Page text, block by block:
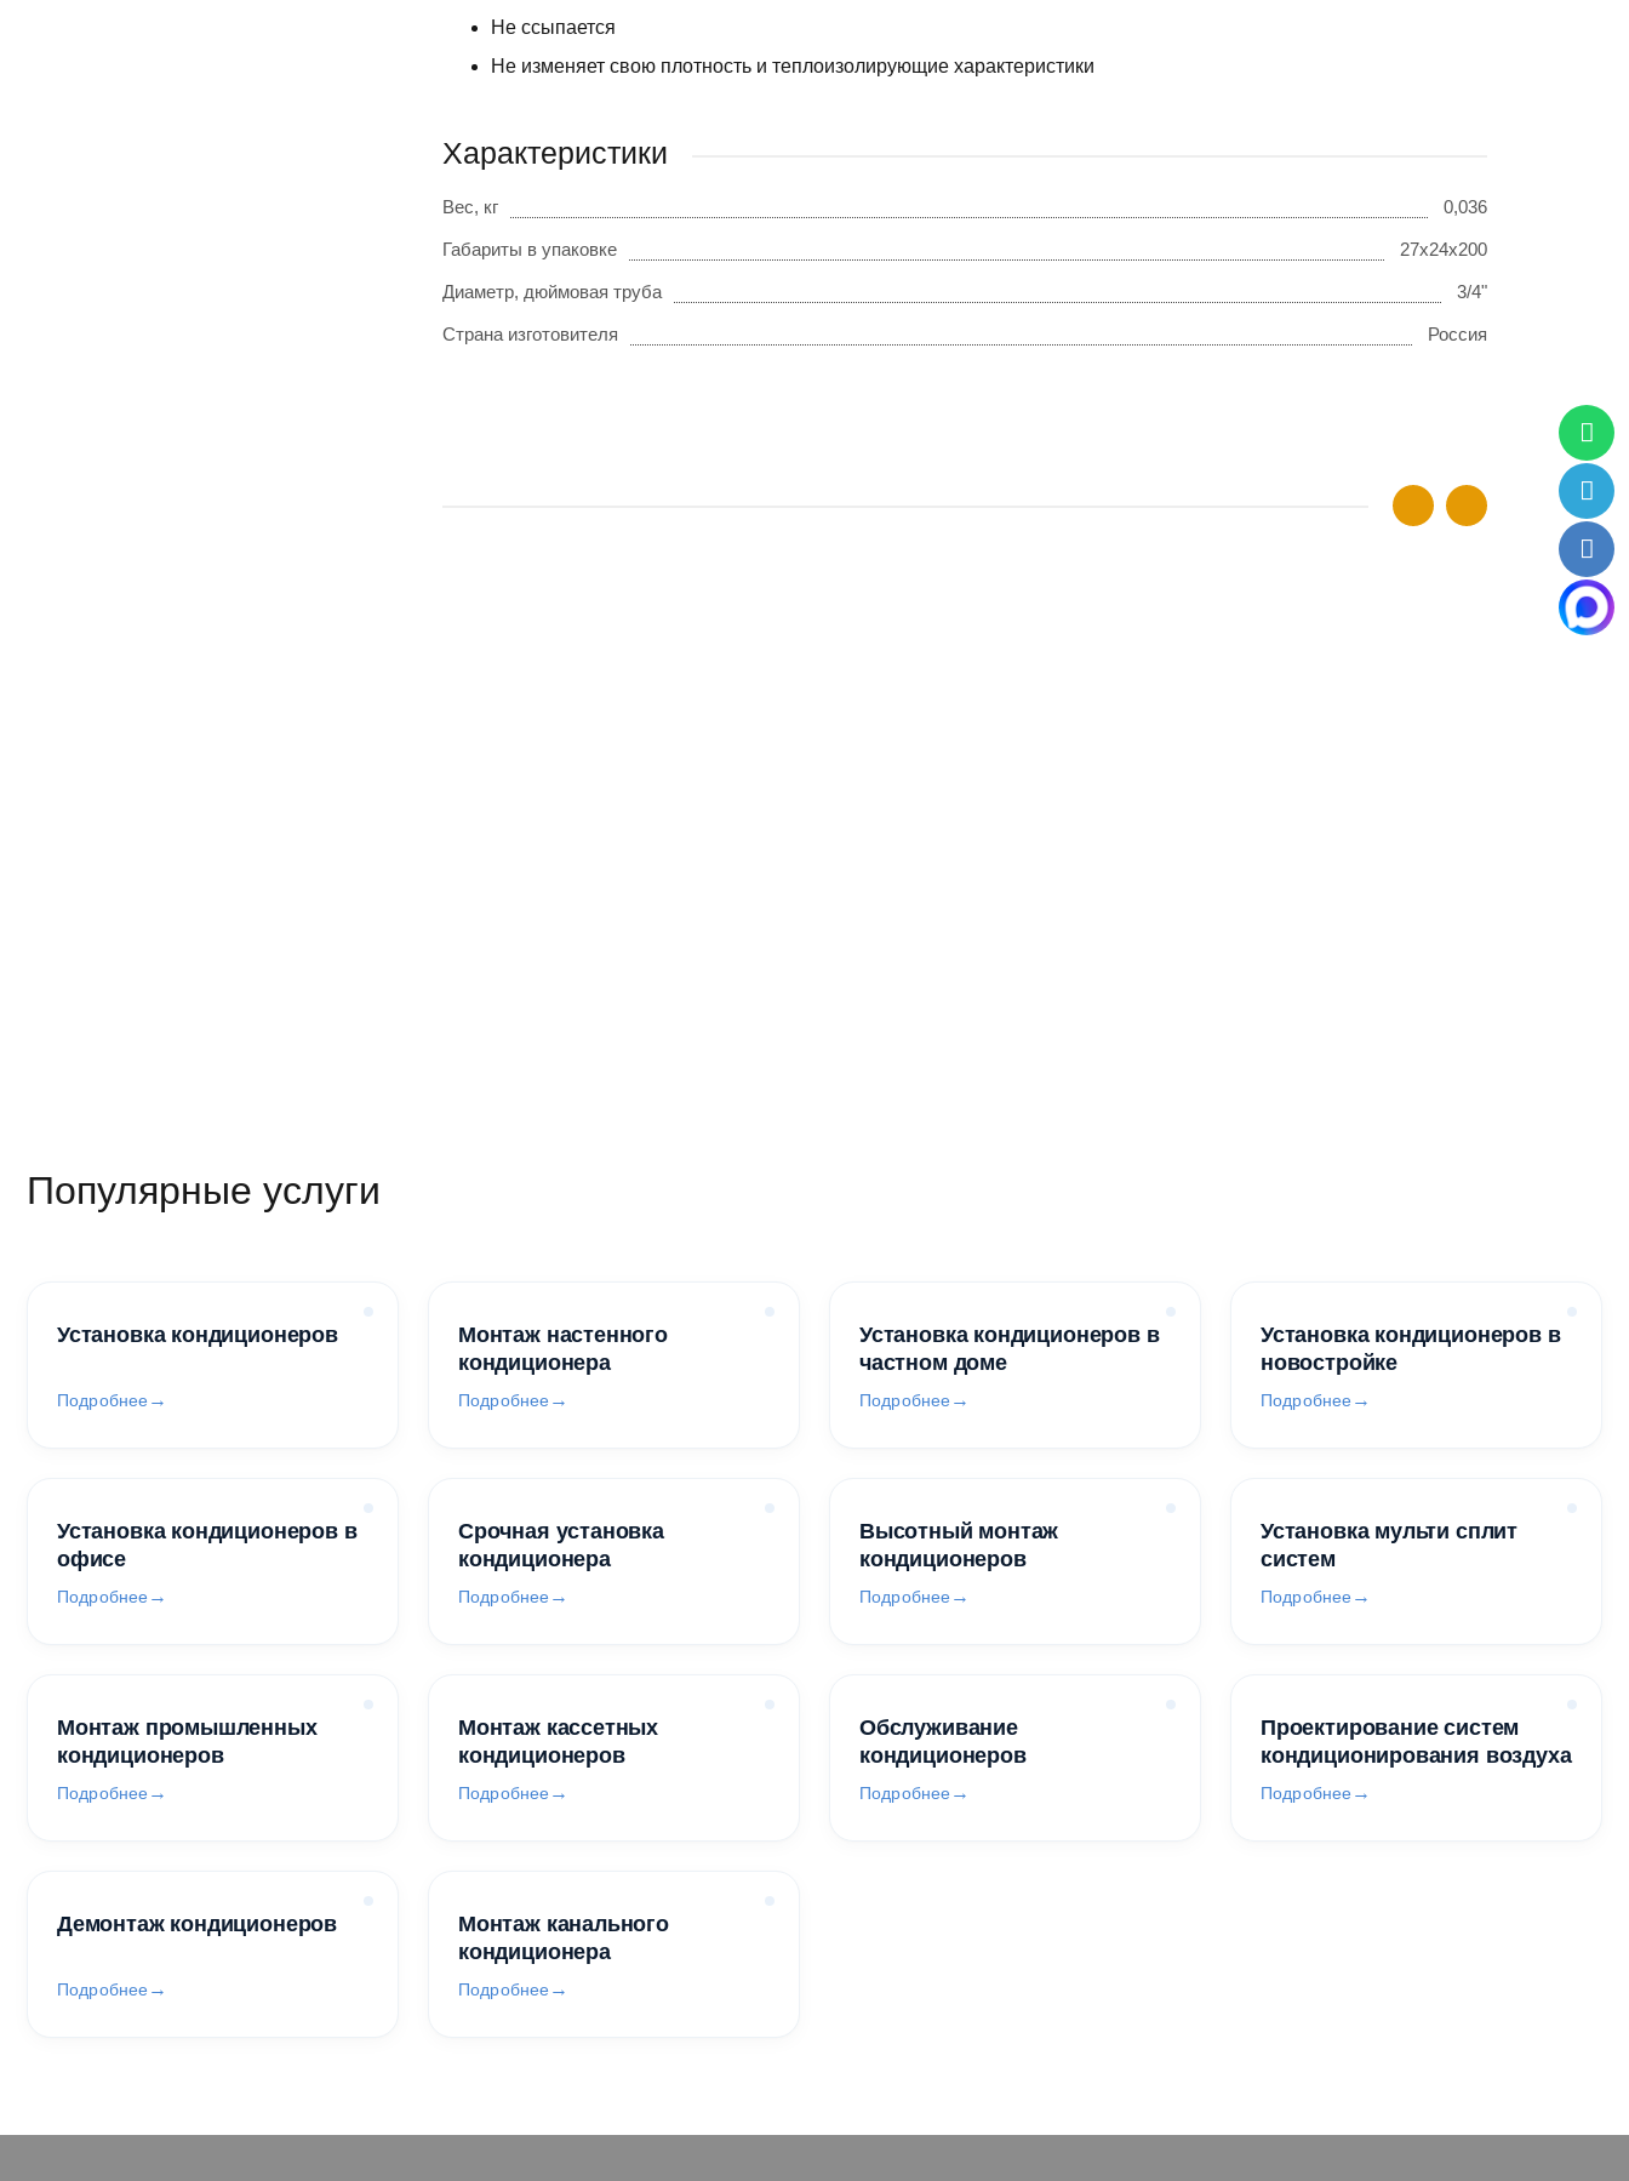
Не ссыпается
Не изменяет свою плотность и теплоизолирующие характеристики
Характеристики
Вес, кг 0,036
Габариты в упаковке 27х24х200
Диаметр, дюймовая труба 3/4"
Страна изготовителя Россия
Популярные услуги
Установка кондиционеров
Подробнее
Монтаж настенного
кондиционера
Подробнее
Установка кондиционеров в
частном доме
Подробнее
Установка кондиционеров в
новостройке
Подробнее
Установка кондиционеров в
офисе
Подробнее
Срочная установка
кондиционера
Подробнее
Высотный монтаж
кондиционеров
Подробнее
Установка мульти сплит
систем
Подробнее
Монтаж промышленных
кондиционеров
Подробнее
Монтаж кассетных
кондиционеров
Подробнее
Обслуживание
кондиционеров
Подробнее
Проектирование систем
кондиционирования воздуха
Подробнее
Демонтаж кондиционеров
Подробнее
Монтаж канального
кондиционера
Подробнее